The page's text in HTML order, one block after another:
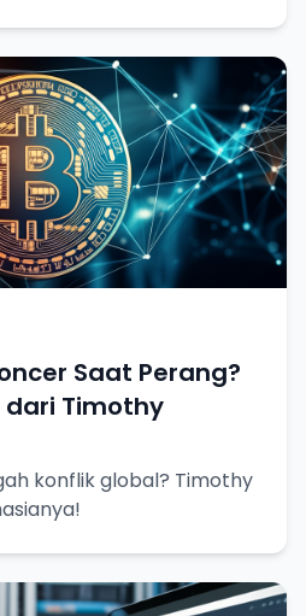
Saat Perang?
dari Timothy
konflik global? Timothy